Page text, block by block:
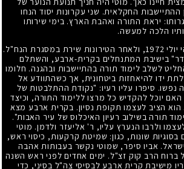
ההתיישבות החקלאית. שני עקרונות יסוד הנחו
יראת התורה ואהבת הארץ. בימי שירותו
הלכה למעשה.
1972, ולאחר הטירונות שירת במסגרת הנח"ל.
בישיבת המתנחלים בקרית-ארבע, והשתלם
לשלב לימוד תורה בהתיישבות ובהגנה. חלומו
לתת ידו להיאחזות ביטחונית, אך כשהתוודע אל
נפשו. סיפרו עליו רעיו: "נקודת ההתלבטות של
האם יוכל להקדיש כל מרצו ללימוד התורה, וכיצד
הציב לעצמו תקופת נסיון. בקרית ארבע מצא
תורה בשילוב רעיון האיכלוס של עיר האבות".
ולרבו הנערץ עליו, ר' אליעזר ולדמן. מוטי
שונות, כגון: שמיטת קרקעות, כיסוי ראש,
אביו סיפר, שמוטי נקשר בעבותות אהבה
ברוח הרב קוק זצ"ל. ימים אחדים לפני ראש השנה
מישיבת קרית ארבע לבסיסי צה"ל בסיני, כדי